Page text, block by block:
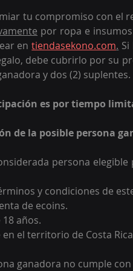
tu compromiso con el
por ropa e
en tiendasekono.com.
debe cubrirlo por su
y dos (2) suplentes.
es por tiempo
de la posible persona
persona
y condiciones de
de ecoins.
años.
en el territorio de Costa
ganadora no cumple